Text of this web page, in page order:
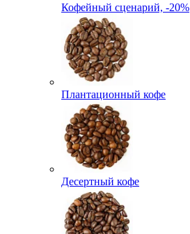
Кофейный сценарий, -20%
Плантационный кофе
Десертный кофе